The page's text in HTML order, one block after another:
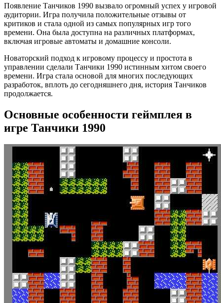
Появление Танчиков 1990 вызвало огромный успех у игровой
аудитории. Игра получила положительные отзывы от
критиков и стала одной из самых популярных игр того
времени. Она была доступна на различных платформах,
включая игровые автоматы и домашние консоли.
Новаторский подход к игровому процессу и простота в
управлении сделали Танчики 1990 истинным хитом своего
времени. Игра стала основой для многих последующих
разработок, вплоть до сегодняшнего дня, история Танчиков
продолжается.
Основные особенности геймплея в
игре Танчики 1990